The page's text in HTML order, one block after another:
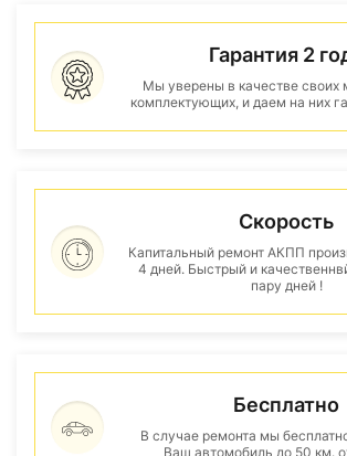
Гарантия 2
Мы уверены в качестве своих
комплектующих, и даем на них
Скорость
Капитальный ремонт АКПП
4 дней. Быстрый и
пару дней !
Бесплатно
В случае ремонта мы
Ваш автомобиль до 50 км.